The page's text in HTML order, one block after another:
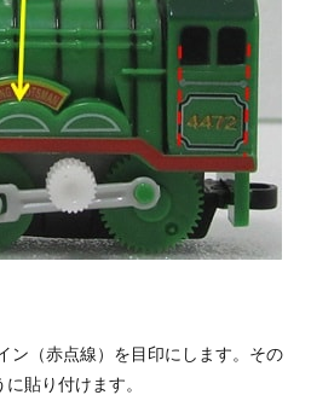
ン（赤点線）を目印にします。その
貼り付けます。